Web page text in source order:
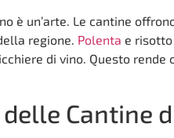
è un’arte. Le cantine
regione. Polenta e
di vino. Questo rende
Cantine